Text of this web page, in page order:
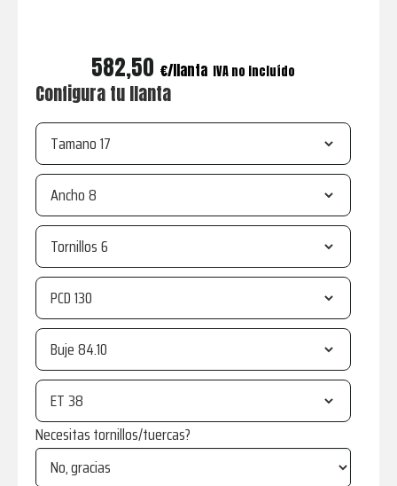
582,50 € IVA no incluído
Configura tu llanta
Tamano
Ancho
Tornillos
PCD
Buje
ET
Necesitas tornillos/tuercas?